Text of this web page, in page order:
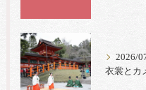
2026/
衣裳とカ